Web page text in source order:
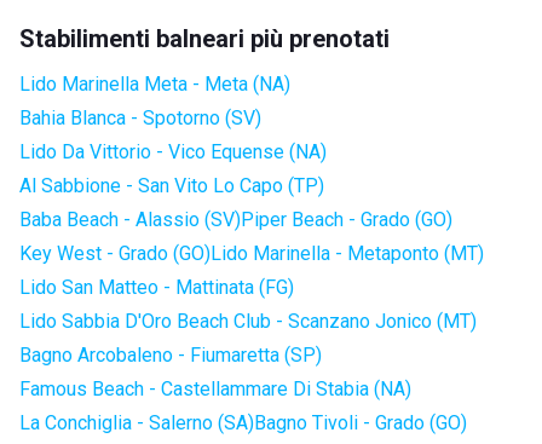
Stabilimenti balneari più prenotati
Lido Marinella Meta - Meta (NA)
Bahia Blanca - Spotorno (SV)
Lido Da Vittorio - Vico Equense (NA)
Al Sabbione - San Vito Lo Capo (TP)
Baba Beach - Alassio (SV)Piper Beach - Grado (GO)
Key West - Grado (GO)Lido Marinella - Metaponto (MT)
Lido San Matteo - Mattinata (FG)
Lido Sabbia D'Oro Beach Club - Scanzano Jonico (MT)
Bagno Arcobaleno - Fiumaretta (SP)
Famous Beach - Castellammare Di Stabia (NA)
La Conchiglia - Salerno (SA)Bagno Tivoli - Grado (GO)